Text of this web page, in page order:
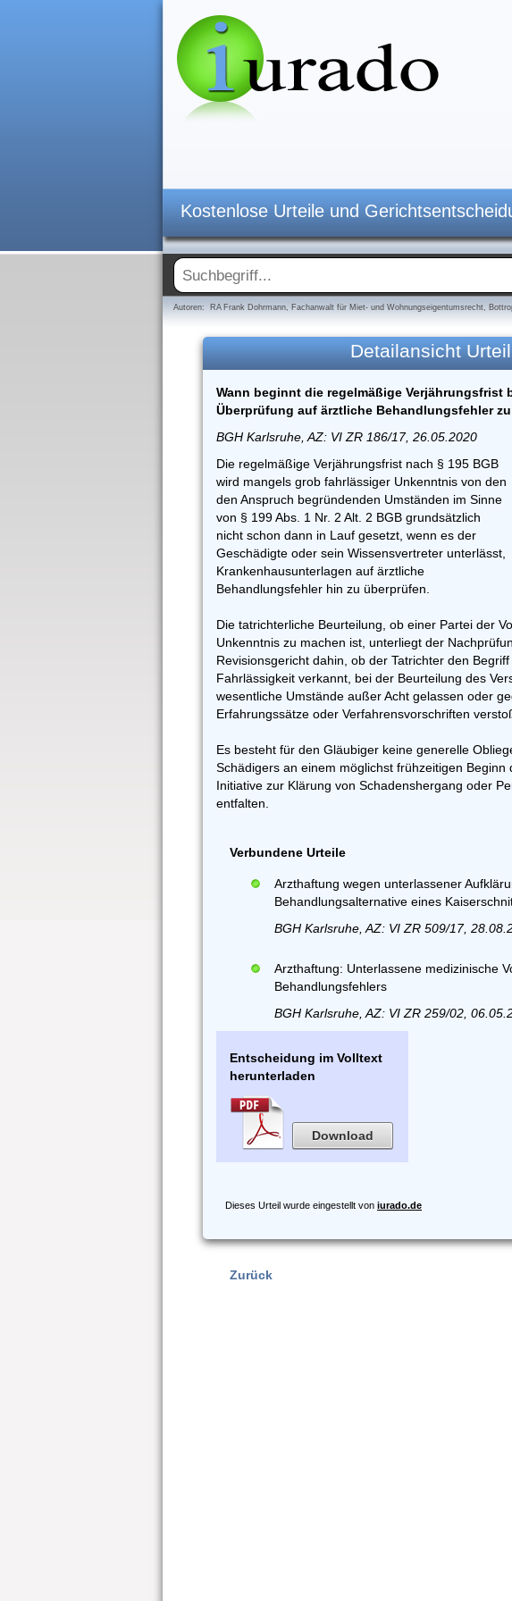
Kostenlose Urteile und
Autoren: RA Frank Dohrmann, Fachanwalt für Miet- und Wohnungseigentumsrecht,
Detailansicht Urteil
Wann beginnt die regelmäßige Verjährungsfrist
Überprüfung auf ärztliche Behandlungsfehler
BGH Karlsruhe, AZ: VI ZR 186/17, 26.05.2020
Die regelmäßige Verjährungsfrist nach § 195 BGB
wird mangels grob fahrlässiger Unkenntnis von den
den Anspruch begründenden Umständen im Sinne
von § 199 Abs. 1 Nr. 2 Alt. 2 BGB grundsätzlich
nicht schon dann in Lauf gesetzt, wenn es der
Geschädigte oder sein Wissensvertreter unterlässt,
Krankenhausunterlagen auf ärztliche
Behandlungsfehler hin zu überprüfen.
Die tatrichterliche Beurteilung, ob einer Partei der
Unkenntnis zu machen ist, unterliegt der
Revisionsgericht dahin, ob der Tatrichter den
Fahrlässigkeit verkannt, bei der Beurteilung des
wesentliche Umstände außer Acht gelassen oder
Erfahrungssätze oder Verfahrensvorschriften
Es besteht für den Gläubiger keine generelle
Schädigers an einem möglichst frühzeitigen Beginn
Initiative zur Klärung von Schadenshergang oder
entfalten.
Verbundene Urteile
Arzthaftung wegen unterlassener
Behandlungsalternative eines
BGH Karlsruhe, AZ: VI ZR 509/17,
Arzthaftung: Unterlassene medizinische
Behandlungsfehlers
BGH Karlsruhe, AZ: VI ZR 259/02,
Entscheidung im Volltext
herunterladen
Download
Dieses Urteil wurde eingestellt von iurado.de
Zurück